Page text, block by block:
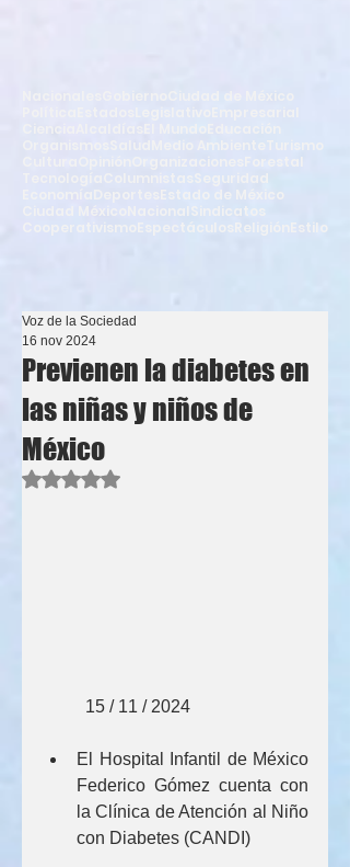
Forestal
Seguridad
Estado de México
Ciudad México
Sindicatos
Cooperativismo
Espectáculos Religión Estilo
Previenen la diabetes en
las niñas y niños de
México
Voz de la Sociedad
16 nov 2024
Obtuvo NaN de 5 estrellas.
          15 / 11 / 2024
El Hospital Infantil de México
Federico Gómez cuenta con
la Clínica de Atención al Niño
con Diabetes (CANDI)